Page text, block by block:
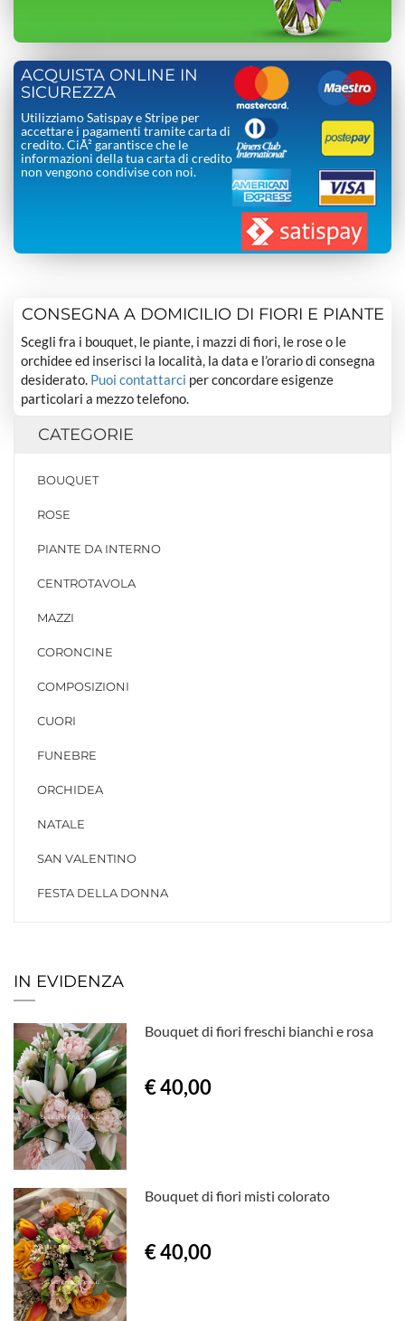
ACQUISTA ONLINE IN
SICUREZZA
Utilizziamo Satispay e Stripe per
accettare i pagamenti tramite carta di
credito. CiÃ² garantisce che le
informazioni della tua carta di credito
non vengono condivise con noi.
CONSEGNA A DOMICILIO DI FIORI E PIANTE
Scegli fra i bouquet, le piante, i mazzi di fiori, le rose o le
orchidee ed inserisci la località, la data e l’orario di consegna
desiderato. Puoi contattarci per concordare esigenze
particolari a mezzo telefono.
CATEGORIE
BOUQUET
ROSE
PIANTE DA INTERNO
CENTROTAVOLA
MAZZI
CORONCINE
COMPOSIZIONI
CUORI
FUNEBRE
ORCHIDEA
NATALE
SAN VALENTINO
FESTA DELLA DONNA
IN EVIDENZA
Bouquet di fiori freschi bianchi e rosa
€ 40,00
Bouquet di fiori misti colorato
€ 40,00